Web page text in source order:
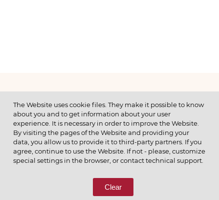
МЕНЮ
© 2026 ОАО
ПОЗВОНИТЕ НАМ
8 (800) 333-65-66
The Website uses cookie files. They make it possible to know
about you and to get information about your user
experience. It is necessary in order to improve the Website.
By visiting the pages of the Website and providing your
data, you allow us to provide it to third-party partners. If you
agree, continue to use the Website. If not - please, customize
special settings in the browser, or contact technical support.
Clear